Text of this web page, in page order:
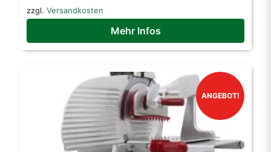
zzgl. Versandkosten
Mehr Infos
ANGEBOT!